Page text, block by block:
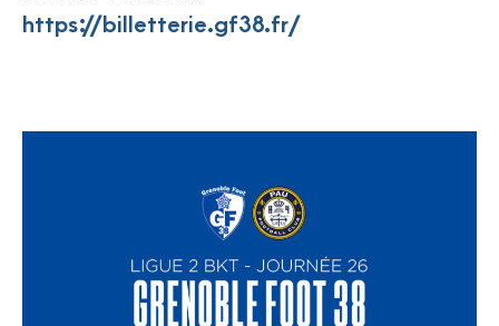
https://billetterie.gf38.fr/